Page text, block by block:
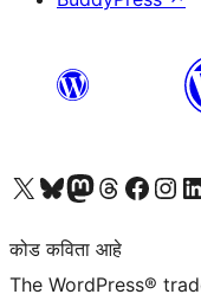
आमच्या X (एक्स) (पूर्वीचे ट्विटर) खात्याला भेट द्या आमच्या ब्लूस्की खात्याला भेट द्या.आमच्या Mastodon खात्याला भेट द्या.आमच्या थ्रेड्स खात्याला भेट द्या. आमच्या फेसबुक पेजला भेट द्या आमच्या इंस्टाग्राम खात्याला भेट द्या आमच्या लिंक्डइन खात्याला भेट द्या
कोड कविता आहे
The WordPress®